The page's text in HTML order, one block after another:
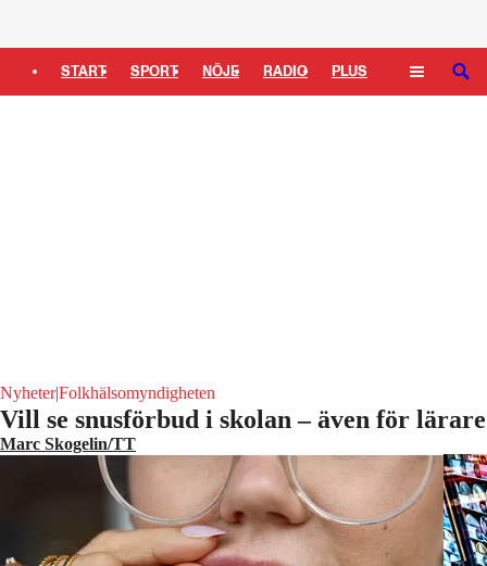
START SPORT NÖJE RADIO PLUS SÖK
Nyheter|Folkhälsomyndigheten
Vill se snusförbud i skolan – även för lärare
Marc Skogelin/TT
En kvinna stoppar in en portion vitt snus under överläppen. Foto:Även